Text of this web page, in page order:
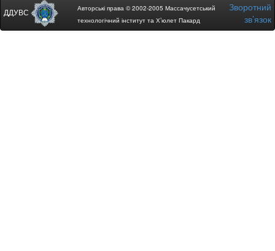
ДДУВС
Авторські права © 2002-2005 Массачусетський
технологічний інститут та Х’юлет Пакард
Зворотний
зв’язок